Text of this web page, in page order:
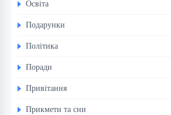
Освіта
Подарунки
Політика
Поради
Привітання
Прикмети та сни